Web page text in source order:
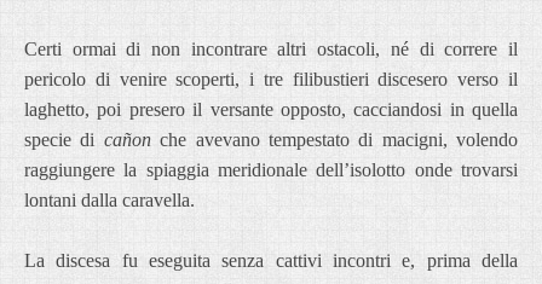
Certi ormai di non incontrare altri ostacoli, né di correre il
pericolo di venire scoperti, i tre filibustieri discesero verso il
laghetto, poi presero il versante opposto, cacciandosi in quella
specie di cañonche avevano tempestato di macigni, volendo
raggiungere la spiaggia meridionale dell’isolotto onde trovarsi
lontani dalla caravella.
La discesa fu eseguita senza cattivi incontri e, prima della